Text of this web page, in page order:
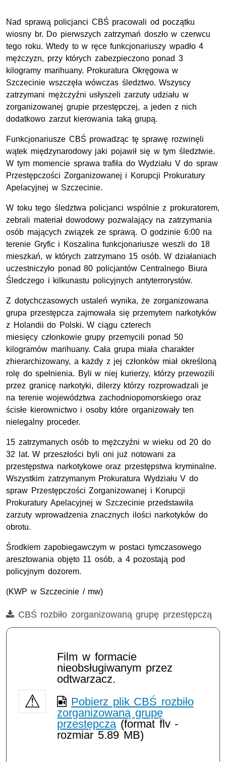
Nad sprawą policjanci CBŚ pracowali od początku
wiosny br. Do pierwszych zatrzymań doszło w czerwcu
tego roku. Wtedy to w ręce funkcjonariuszy wpadło 4
mężczyzn, przy których zabezpieczono ponad 3
kilogramy marihuany. Prokuratura Okręgowa w
Szczecinie wszczęła wówczas śledztwo. Wszyscy
zatrzymani mężczyźni usłyszeli zarzuty udziału w
zorganizowanej grupie przestępczej, a jeden z nich
dodatkowo zarzut kierowania taką grupą.
Funkcjonariusze CBŚ prowadząc tę sprawę rozwinęli
wątek międzynarodowy jaki pojawił się w tym śledztwie.
W tym momencie sprawa trafiła do Wydziału V do spraw
Przestępczości Zorganizowanej i Korupcji Prokuratury
Apelacyjnej w Szczecinie.
W toku tego śledztwa policjanci wspólnie z prokuratorem,
zebrali materiał dowodowy pozwalający na zatrzymania
osób mających związek ze sprawą. O godzinie 6:00 na
terenie Gryfic i Koszalina funkcjonariusze weszli do 18
mieszkań, w których zatrzymano 15 osób. W działaniach
uczestniczyło ponad 80 policjantów Centralnego Biura
Śledczego i kilkunastu policyjnych antyterrorystów.
Z dotychczasowych ustaleń wynika, że zorganizowana
grupa przestępcza zajmowała się przemytem narkotyków
z Holandii do Polski. W ciągu czterech
miesięcy członkowie grupy przemycili ponad 50
kilogramów marihuany. Cała grupa miała charakter
zhierarchizowany, a każdy z jej członków miał określoną
rolę do spełnienia. Byli w niej kurierzy, którzy przewozili
przez granicę narkotyki, dilerzy którzy rozprowadzali je
na terenie województwa zachodniopomorskiego oraz
ścisłe kierownictwo i osoby które organizowały ten
nielegalny proceder.
15 zatrzymanych osób to mężczyźni w wieku od 20 do
32 lat. W przeszłości byli oni już notowani za
przestępstwa narkotykowe oraz przestępstwa kryminalne.
Wszystkim zatrzymanym Prokuratura Wydziału V do
spraw Przestępczości Zorganizowanej i Korupcji
Prokuratury Apelacyjnej w Szczecinie przedstawiła
zarzuty wprowadzenia znacznych ilości narkotyków do
obrotu.
Środkiem zapobiegawczym w postaci tymczasowego
aresztowania objęto 11 osób, a 4 pozostają pod
policyjnym dozorem.
(KWP w Szczecinie / mw)
Film
CBŚ rozbiło zorganizowaną grupę przestępczą
Opis filmu: CBŚ, przestępczość zorganizowana,
Film w formacie
nieobsługiwanym przez
odtwarzacz.
Pobierz plik CBŚ rozbiło
zorganizowaną grupę
przestępczą (format flv -
rozmiar 5.89 MB)